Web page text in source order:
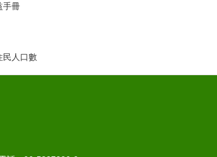
手冊
民人口數